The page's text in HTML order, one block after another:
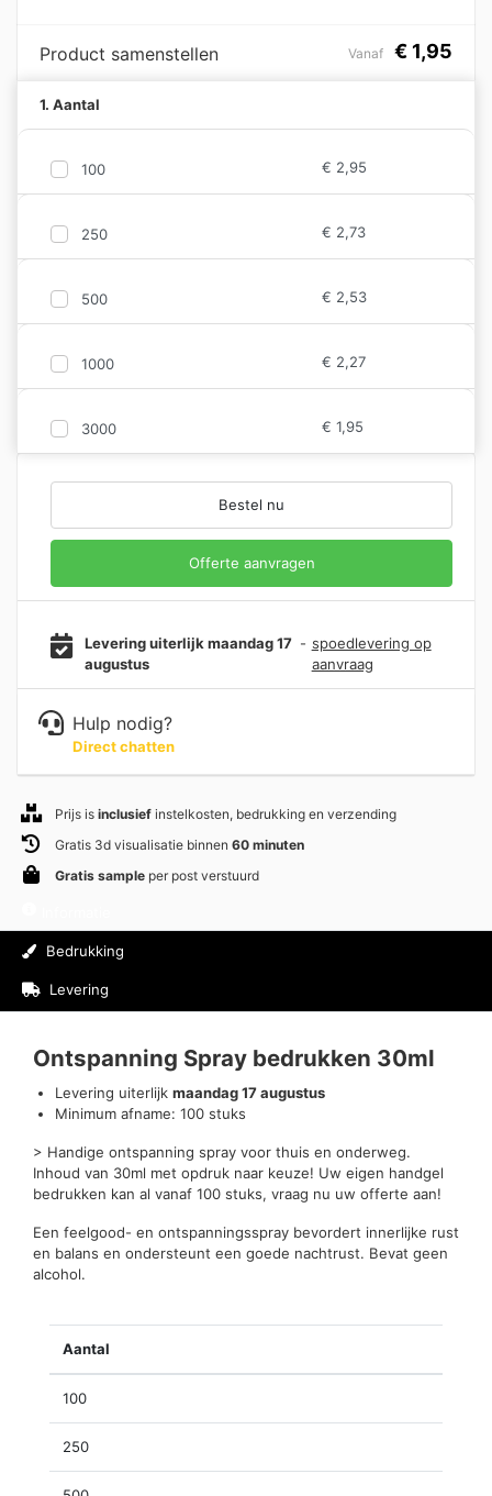
Product samenstellen Vanaf € 1,95
1. Aantal
100 € 2,95
250 € 2,73
500 € 2,53
1000 € 2,27
3000 € 1,95
Bestel nu
Offerte aanvragen
Levering uiterlijk maandag 17
augustus
- spoedlevering op
aanvraag
Hulp nodig?
Direct chatten
Prijs is inclusief instelkosten, bedrukking en verzending
Gratis 3d visualisatie binnen 60 minuten
Gratis sample per post verstuurd
Bedrukking
Levering
Ontspanning Spray bedrukken 30ml
Levering uiterlijk maandag 17 augustus
Minimum afname: 100 stuks
> Handige ontspanning spray voor thuis en onderweg.
Inhoud van 30ml met opdruk naar keuze! Uw eigen handgel
bedrukken kan al vanaf 100 stuks, vraag nu uw offerte aan!
Een feelgood- en ontspanningsspray bevordert innerlijke rust
en balans en ondersteunt een goede nachtrust. Bevat geen
alcohol.
Aantal
100
250